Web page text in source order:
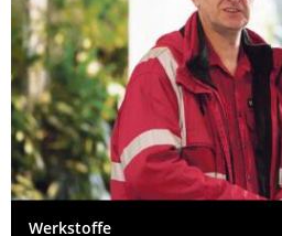
Werkstoffe